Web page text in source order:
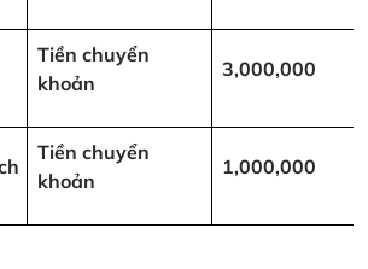
Tiền chuyển
khoản
3,000,000
Tiền chuyển
khoản
1,000,000